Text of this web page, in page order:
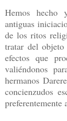
Hemos hecho
antiguas
de los ritos
tratar del
efectos que
valiéndonos
hermanos
concienzudos
preferentemente